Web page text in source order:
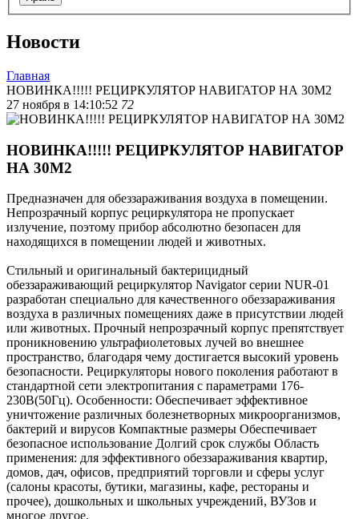
Новости
Главная
НОВИНКА!!!!! РЕЦИРКУЛЯТОР НАВИГАТОР НА 30М2
27 ноября в 14:10:52 72
НОВИНКА!!!!! РЕЦИРКУЛЯТОР НАВИГАТОР
НА 30М2
Предназначен для обеззараживания воздуха в помещении.
Непрозрачный корпус рециркулятора не пропускает
излучение, поэтому прибор абсолютно безопасен для
находящихся в помещении людей и животных.
Стильный и оригинальный бактерицидный
обеззараживающий рециркулятор Navigator серии NUR-01
разработан специально для качественного обеззараживания
воздуха в различных помещениях даже в присутствии людей
или животных. Прочный непрозрачный корпус препятствует
проникновению ультрафиолетовых лучей во внешнее
пространство, благодаря чему достигается высокий уровень
безопасности. Рециркуляторы нового поколения работают в
стандартной сети электропитания с параметрами 176-
230В(50Гц). Особенности: Обеспечивает эффективное
уничтожение различных болезнетворных микроорганизмов,
бактерий и вирусов Компактные размеры Обеспечивает
безопасное использование Долгий срок службы Область
применения: для эффективного обеззараживания квартир,
домов, дач, офисов, предприятий торговли и сферы услуг
(салоны красоты, бутики, магазины, кафе, рестораны и
прочее), дошкольных и школьных учреждений, ВУЗов и
многое другое.